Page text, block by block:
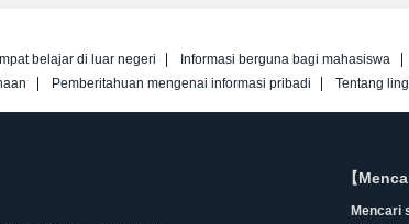
belajar di luar negeri Informasi berguna bagi mahasiswa
Pemberitahuan mengenai informasi pribadi Tentang
【
Mencari